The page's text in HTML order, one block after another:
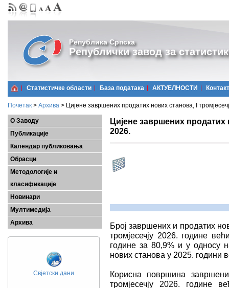
Република Српска
Републички завод за
Статистичке области Базa података АКТУЕЛНОСТИ Контакт
Почетак > Архива > Цијене завршених продатих нових станова, I
О Заводу
Публикације
Календар публиковања
Обрасци
Методологије и
класификације
Новинари
Мултимедија
Архива
Свјетски дани
Цијене завршених продатих
2026.
Број завршених и продатих
тромјесечју 2026. године
године за 80,9% и у односу
нових станова у 2025. години
Корисна површина
тромјесечју 2026. године